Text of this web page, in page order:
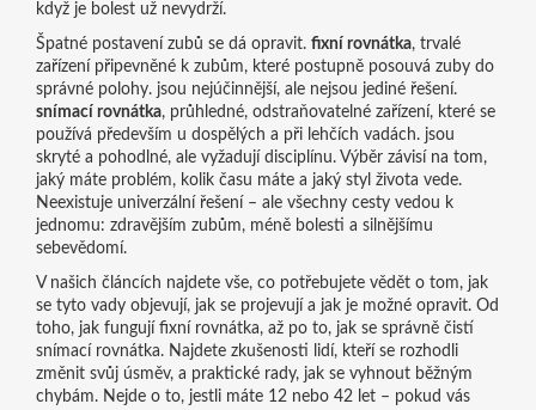
když je bolest už nevydrží.
Špatné postavení zubů se dá opravit. fixní rovnátka, trvalé
zařízení připevněné k zubům, které postupně posouvá zuby do
správné polohy.jsou nejúčinnější, ale nejsou jediné řešení.
snímací rovnátka, průhledné, odstraňovatelné zařízení, které se
používá především u dospělých a při lehčích vadách.jsou
skryté a pohodlné, ale vyžadují disciplínu. Výběr závisí na tom,
jaký máte problém, kolik času máte a jaký styl života vede.
Neexistuje univerzální řešení – ale všechny cesty vedou k
jednomu: zdravějším zubům, méně bolesti a silnějšímu
sebevědomí.
V našich článcích najdete vše, co potřebujete vědět o tom, jak
se tyto vady objevují, jak se projevují a jak je možné opravit. Od
toho, jak fungují fixní rovnátka, až po to, jak se správně čistí
snímací rovnátka. Najdete zkušenosti lidí, kteří se rozhodli
změnit svůj úsměv, a praktické rady, jak se vyhnout běžným
chybám. Nejde o to, jestli máte 12 nebo 42 let – pokud vás